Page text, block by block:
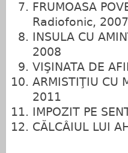
FRUMOASA
Radiofonic, 2007
INSULA CU
2008
VIŞINATA DE
ARMISTIŢIU CU
2011
IMPOZIT PE
CĂLCÂIUL LUI